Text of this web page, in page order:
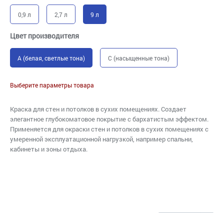
0,9 л 2,7 л 9 л
Цвет производителя
A (белая, светлые тона) C (насыщенные тона)
Выберите параметры товара
Краска для стен и потолков в сухих помещениях. Создает
элегантное глубокоматовое покрытие с бархатистым эффектом.
Применяется для окраски стен и потолков в сухих помещениях с
умеренной эксплуатационной нагрузкой, например спальни,
кабинеты и зоны отдыха.